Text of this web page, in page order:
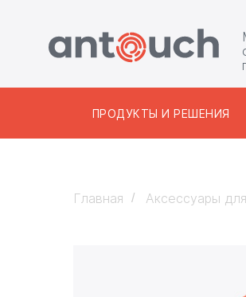
ПРОДУКТЫ И РЕШЕНИЯ
Главная / Аксессуары